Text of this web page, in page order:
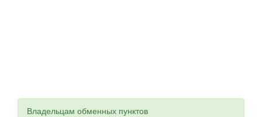
Владельцам обменных пунктов